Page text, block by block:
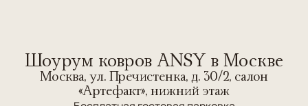
Шоурум ковров ANSY в Москве
Москва, ул. Пречистенка, д. 30/2, салон
«Артефакт», нижний этаж